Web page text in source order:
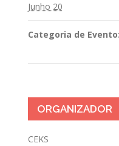
Junho 20
Categoria de Evento:
ORGANIZADOR
CEKS